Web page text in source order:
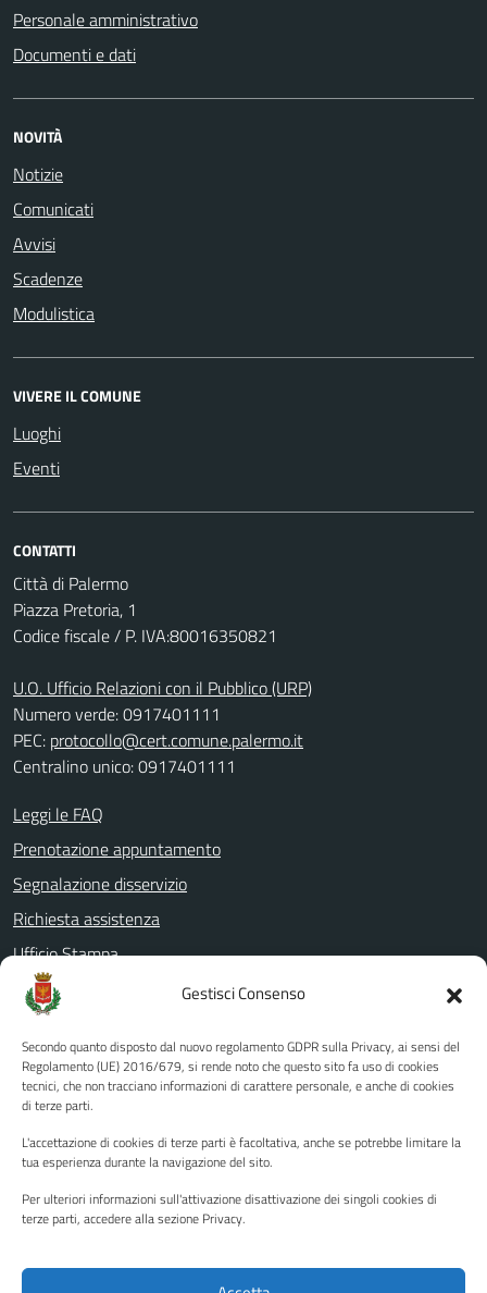
Gestisci Consenso
Secondo quanto disposto dal nuovo regolamento GDPR sulla Privacy, ai sensi del
Regolamento (UE) 2016/679, si rende noto che questo sito fa uso di cookies
tecnici, che non tracciano informazioni di carattere personale, e anche di cookies
di terze parti.
L'accettazione di cookies di terze parti è facoltativa, anche se potrebbe limitare la
tua esperienza durante la navigazione del sito.
Per ulteriori informazioni sull'attivazione disattivazione dei singoli cookies di
terze parti, accedere alla sezione Privacy.
Personale amministrativo
Documenti e dati
NOVITÀ
Notizie
Comunicati
Avvisi
Scadenze
Modulistica
VIVERE IL COMUNE
Luoghi
Eventi
CONTATTI
Città di Palermo
Piazza Pretoria, 1
Codice fiscale / P. IVA:80016350821
U.O. Ufficio Relazioni con il Pubblico (URP)
Numero verde: 0917401111
PEC: protocollo@cert.comune.palermo.it
Centralino unico: 0917401111
Leggi le FAQ
Prenotazione appuntamento
Segnalazione disservizio
Richiesta assistenza
Ufficio Stampa
Amministrazione Trasparente
Albo pretorio
Informativa privacy
Note legali
Piano di miglioramento del sito
Instagram